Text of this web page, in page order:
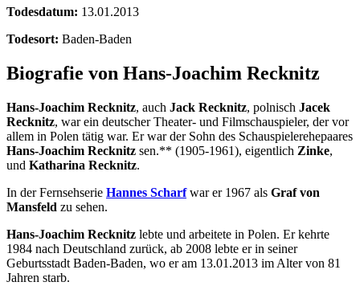
Todesdatum: 13.01.2013
Todesort: Baden-Baden
Biografie von Hans-Joachim Recknitz
Hans-Joachim Recknitz, auch Jack Recknitz, polnisch Jacek
Recknitz, war ein deutscher Theater- und Filmschauspieler, der vor
allem in Polen tätig war. Er war der Sohn des Schauspielerehepaares
Hans-Joachim Recknitz sen.** (1905-1961), eigentlich Zinke,
und Katharina Recknitz.
In der Fernsehserie Hannes Scharfwar er 1967 als Graf von
Mansfeld zu sehen.
Hans-Joachim Recknitz lebte und arbeitete in Polen. Er kehrte
1984 nach Deutschland zurück, ab 2008 lebte er in seiner
Geburtsstadt Baden-Baden, wo er am 13.01.2013 im Alter von 81
Jahren starb.